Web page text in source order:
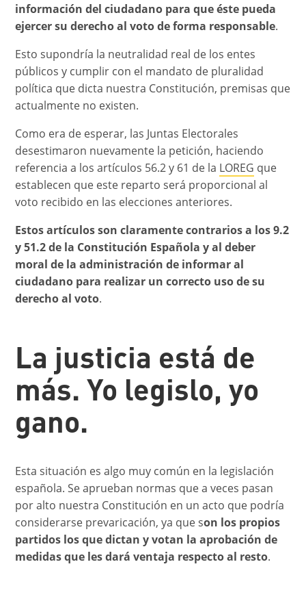
información del ciudadano para que éste pueda
ejercer su derecho al voto de forma responsable.
Esto supondría la neutralidad real de los entes
públicos y cumplir con el mandato de pluralidad
política que dicta nuestra Constitución, premisas que
actualmente no existen.
Como era de esperar, las Juntas Electorales
desestimaron nuevamente la petición, haciendo
referencia a los artículos 56.2 y 61 de la LOREG que
establecen que este reparto será proporcional al
voto recibido en las elecciones anteriores.
Estos artículos son claramente contrarios a los 9.2
y 51.2 de la Constitución Española y al deber
moral de la administración de informar al
ciudadano para realizar un correcto uso de su
derecho al voto.
La justicia está de
más. Yo legislo, yo
gano.
Esta situación es algo muy común en la legislación
española. Se aprueban normas que a veces pasan
por alto nuestra Constitución en un acto que podría
considerarse prevaricación, ya que son los propios
partidos los que dictan y votan la aprobación de
medidas que les dará ventaja respecto al resto.